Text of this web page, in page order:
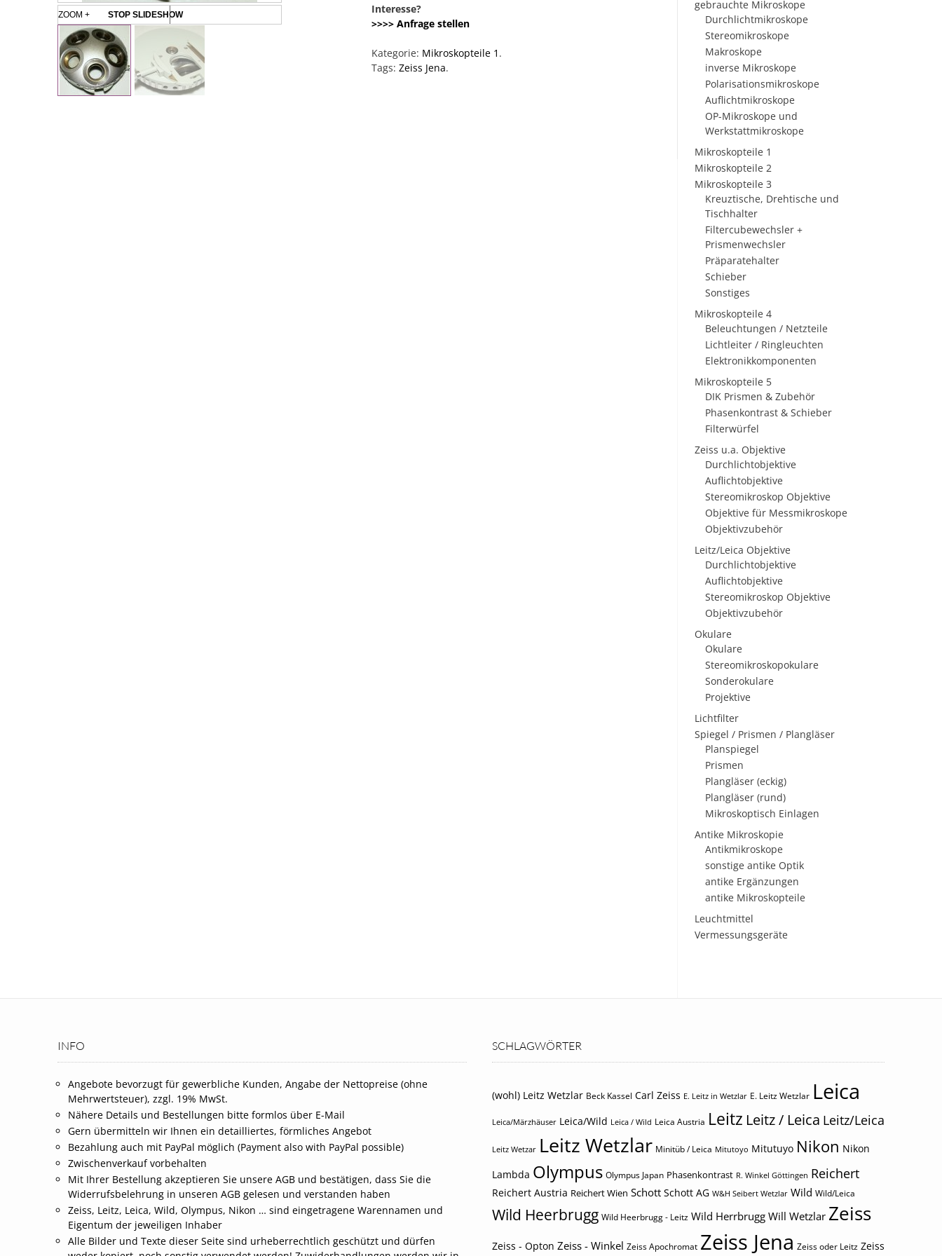
ZOOM + STOP SLIDESHOW
Interesse?
>>>> Anfrage stellen
Kategorie: Mikroskopteile 1 .
Tags: Zeiss Jena.
gebrauchte Mikroskope
Durchlichtmikroskope
Stereomikroskope
Makroskope
inverse Mikroskope
Polarisationsmikroskope
Auflichtmikroskope
OP-Mikroskope und
Werkstattmikroskope
Mikroskopteile 1
Mikroskopteile 2
Mikroskopteile 3
Kreuztische, Drehtische und
Tischhalter
Filtercubewechsler +
Prismenwechsler
Präparatehalter
Schieber
Sonstiges
Mikroskopteile 4
Beleuchtungen / Netzteile
Lichtleiter / Ringleuchten
Elektronikkomponenten
Mikroskopteile 5
DIK Prismen & Zubehör
Phasenkontrast & Schieber
Filterwürfel
Zeiss u.a. Objektive
Durchlichtobjektive
Auflichtobjektive
Stereomikroskop Objektive
Objektive für Messmikroskope
Objektivzubehör
Leitz/Leica Objektive
Durchlichtobjektive
Auflichtobjektive
Stereomikroskop Objektive
Objektivzubehör
Okulare
Okulare
Stereomikroskopokulare
Sonderokulare
Projektive
Lichtfilter
Spiegel / Prismen / Plangläser
Planspiegel
Prismen
Plangläser (eckig)
Plangläser (rund)
Mikroskoptisch Einlagen
Antike Mikroskopie
Antikmikroskope
sonstige antike Optik
antike Ergänzungen
antike Mikroskopteile
Leuchtmittel
Vermessungsgeräte
INFO
Angebote bevorzugt für gewerbliche Kunden, Angabe der Nettopreise (ohne
Mehrwertsteuer), zzgl. 19% MwSt.
Nähere Details und Bestellungen bitte formlos über E-Mail
Gern übermitteln wir Ihnen ein detailliertes, förmliches Angebot
Bezahlung auch mit PayPal möglich (Payment also with PayPal possible)
Zwischenverkauf vorbehalten
Mit Ihrer Bestellung akzeptieren Sie unsere AGB und bestätigen, dass Sie die
Widerrufsbelehrung in unseren AGB gelesen und verstanden haben
Zeiss, Leitz, Leica, Wild, Olympus, Nikon … sind eingetragene Warennamen und
Eigentum der jeweiligen Inhaber
Alle Bilder und Texte dieser Seite sind urheberrechtlich geschützt und dürfen
SCHLAGWÖRTER
(wohl) Leitz Wetzlar Beck Kassel Carl Zeiss E. Leitz in Wetzlar E. Leitz Wetzlar Leica
Leica/Märzhäuser Leica/Wild Leica / Wild Leica Austria Leitz Leitz / Leica Leitz/Leica
Leitz Wetzar Leitz Wetzlar Minitüb / Leica Mitutoyo Mitutuyo Nikon Nikon
Lambda Olympus Olympus Japan Phasenkontrast R. Winkel Göttingen Reichert
Reichert Austria Reichert Wien Schott Schott AG W&H Seibert Wetzlar Wild Wild/Leica
Wild Heerbrugg Wild Heerbrugg - Leitz Wild Herrbrugg Will Wetzlar Zeiss
Zeiss - Opton Zeiss - Winkel Zeiss Apochromat Zeiss Jena Zeiss oder Leitz Zeiss